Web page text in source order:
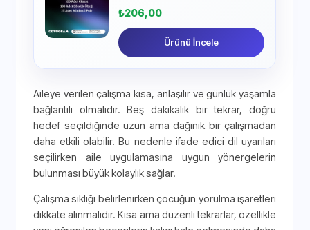
₺206,00
Ürünü İncele
Aileye verilen çalışma kısa, anlaşılır ve günlük yaşamla
bağlantılı olmalıdır. Beş dakikalık bir tekrar, doğru
hedef seçildiğinde uzun ama dağınık bir çalışmadan
daha etkili olabilir. Bu nedenle ifade edici dil uyarıları
seçilirken aile uygulamasına uygun yönergelerin
bulunması büyük kolaylık sağlar.
Çalışma sıklığı belirlenirken çocuğun yorulma işaretleri
dikkate alınmalıdır. Kısa ama düzenli tekrarlar, özellikle